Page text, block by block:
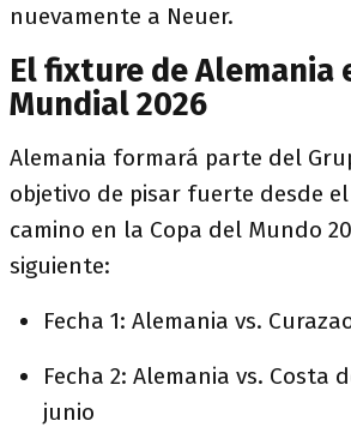
nuevamente a Neuer.
El fixture de Alemania
Mundial 2026
Alemania formará parte del
objetivo de pisar fuerte desde
camino en la Copa del Mundo
siguiente:
Fecha 1: Alemania vs.
Fecha 2: Alemania vs. Costa
junio